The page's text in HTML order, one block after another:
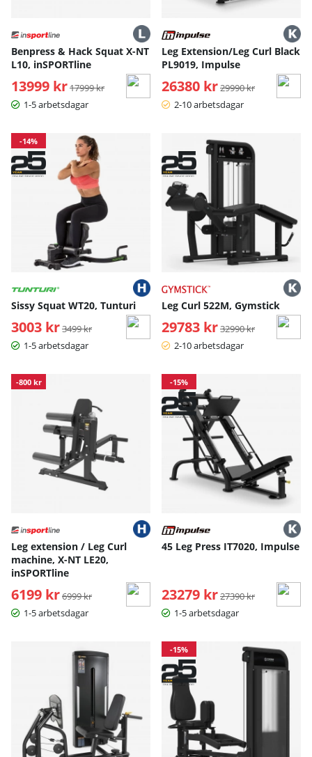
Benpress & Hack Squat X-NT
L10, inSPORTline
13999 kr Ordinarie pris:
17999 kr
1-5 arbetsdagar
Leg Extension/Leg Curl Black
PL9019, Impulse
26380 kr Ordinarie pris:
29990 kr
2-10 arbetsdagar
-14%
Sissy Squat WT20, Tunturi
3003 kr Ordinarie pris:
3499 kr
1-5 arbetsdagar
Leg Curl 522M, Gymstick
29783 kr Ordinarie pris:
32990 kr
2-10 arbetsdagar
-800 kr
Leg extension / Leg Curl
machine, X-NT LE20,
inSPORTline
6199 kr Ordinarie pris:
6999 kr
1-5 arbetsdagar
-15%
45 Leg Press IT7020, Impulse
23279 kr Ordinarie pris:
27390 kr
1-5 arbetsdagar
-15%